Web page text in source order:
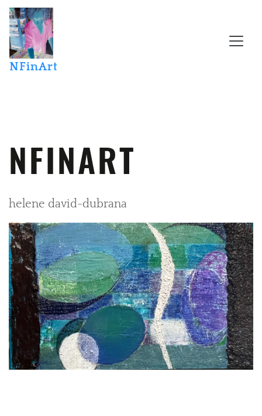
NFinArt
NFINART
helene david-dubrana